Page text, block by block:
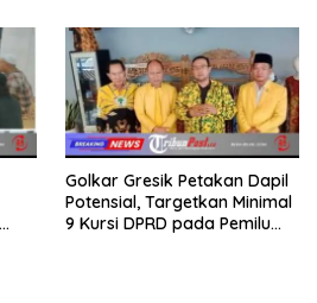
Golkar Gresik Petakan Dapil
Potensial, Targetkan Minimal
9 Kursi DPRD pada Pemilu